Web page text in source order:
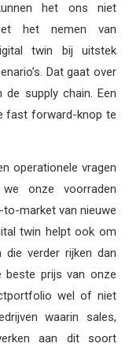
het ons niet
het nemen van
twin bij uitstek
Dat gaat over
de supply chain. Een
fast forward-knop te
operationele vragen
onze voorraden
market van nieuwe
twin helpt ook om
die verder rijken dan
beste prijs van onze
wel of niet
waarin sales,
aan dit soort